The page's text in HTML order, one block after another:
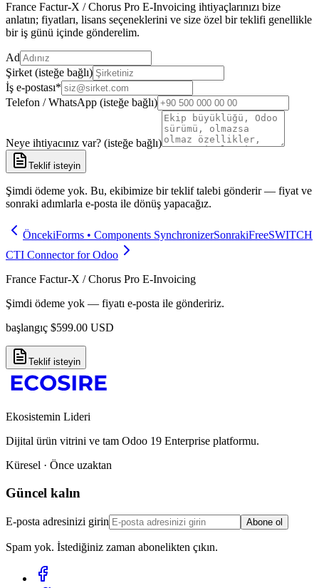
France Factur-X / Chorus Pro E-Invoicing ihtiyaçlarınızı bize
anlatın; fiyatları, lisans seçeneklerini ve size özel bir teklifi genellikle
bir iş günü içinde gönderelim.
Ad
Şirket (isteğe bağlı)
İş e-postası*
Telefon / WhatsApp (isteğe bağlı)
Neye ihtiyacınız var? (isteğe bağlı)
Teklif isteyin
Şimdi ödeme yok. Bu, ekibimize bir teklif talebi gönderir — fiyat ve
sonraki adımlarla e-posta ile dönüş yapacağız.
ÖncekiForms • Components SynchronizerSonrakiFreeSWITCH
CTI Connector for Odoo
France Factur-X / Chorus Pro E-Invoicing
Şimdi ödeme yok — fiyatı e-posta ile göndeririz.
başlangıç $599.00 USD
Teklif isteyin
Ekosistemin Lideri
Dijital ürün vitrini ve tam Odoo 19 Enterprise platformu.
Küresel · Önce uzaktan
Güncel kalın
E-posta adresinizi girin Abone ol
Spam yok. İstediğiniz zaman abonelikten çıkın.